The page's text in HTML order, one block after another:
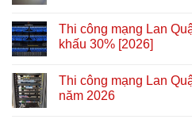
Thi công mạng Lan
khấu 30% [2026]
Thi công mạng Lan
năm 2026